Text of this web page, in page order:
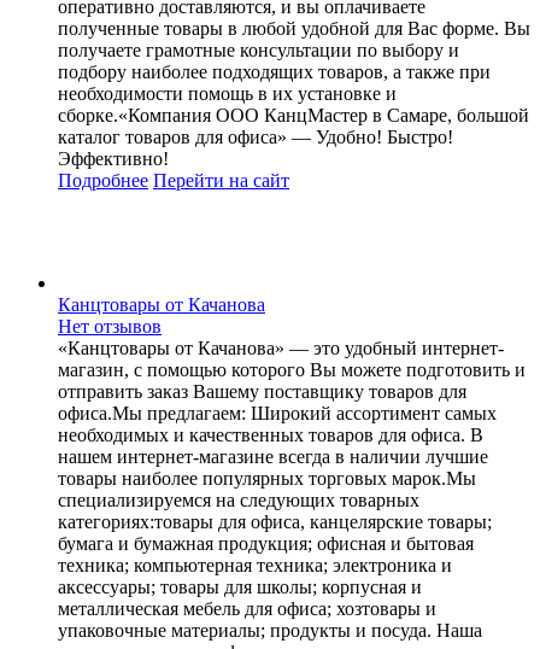
оперативно доставляются, и вы оплачиваете
полученные товары в любой удобной для Вас форме. Вы
получаете грамотные консультации по выбору и
подбору наиболее подходящих товаров, а также при
необходимости помощь в их установке и
сборке.«Компания ООО КанцМастер в Самаре, большой
каталог товаров для офиса» — Удобно! Быстро!
Эффективно!
Подробнее Перейти на сайт
Канцтовары от Качанова
Нет отзывов
«Канцтовары от Качанова» — это удобный интернет-
магазин, с помощью которого Вы можете подготовить и
отправить заказ Вашему поставщику товаров для
офиса.Мы предлагаем: Широкий ассортимент самых
необходимых и качественных товаров для офиса. В
нашем интернет-магазине всегда в наличии лучшие
товары наиболее популярных торговых марок.Мы
специализируемся на следующих товарных
категориях:товары для офиса, канцелярские товары;
бумага и бумажная продукция; офисная и бытовая
техника; компьютерная техника; электроника и
аксессуары; товары для школы; корпусная и
металлическая мебель для офиса; хозтовары и
упаковочные материалы; продукты и посуда. Наша